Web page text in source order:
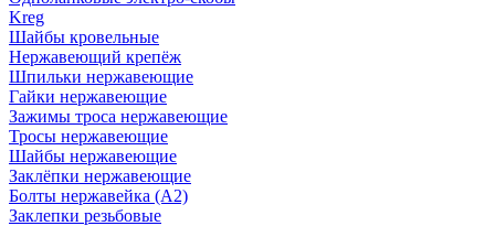
Kreg
Шайбы кровельные
Нержавеющий крепёж
Шпильки нержавеющие
Гайки нержавеющие
Зажимы троса нержавеющие
Тросы нержавеющие
Шайбы нержавеющие
Заклёпки нержавеющие
Болты нержавейка (А2)
Заклепки резьбовые